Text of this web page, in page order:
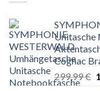
Unitasche
Cognac
299,99€